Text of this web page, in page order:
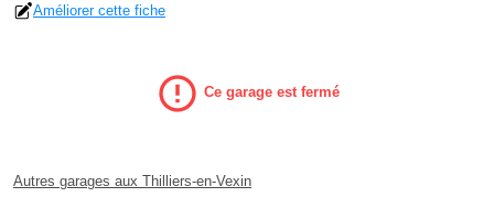
Améliorer cette fiche
Ce garage est fermé
Autres garages aux Thilliers-en-Vexin